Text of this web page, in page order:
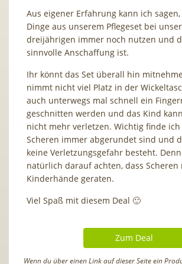
Aus eigener Erfahrung kann ich
Dinge aus unserem Pflegeset bei
dreijährigen immer noch nutzen und
sinnvolle Anschaffung ist.
Ihr könnt das Set überall hin
nimmt nicht viel Platz in der
auch unterwegs mal schnell ein
geschnitten werden und das Kind
nicht mehr verletzen. Wichtig finde ich
Scheren immer abgerundet sind und
keine Verletzungsgefahr besteht.
natürlich darauf achten, dass Scheren
Kinderhände geraten.
Viel Spaß mit diesem Deal 🙂
Zum Deal
Wenn du über einen Link auf dieser Seite ein